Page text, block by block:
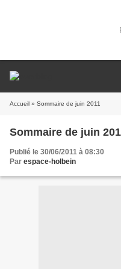
Accueil » Sommaire de juin 2011
Sommaire de juin
Publié le 30/06/2011 à 08:30
Par espace-holbein